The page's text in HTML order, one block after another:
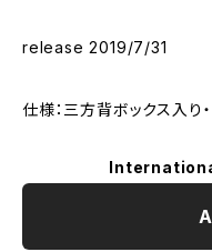
release 2019/7/31
仕様：三方背ボックス入り